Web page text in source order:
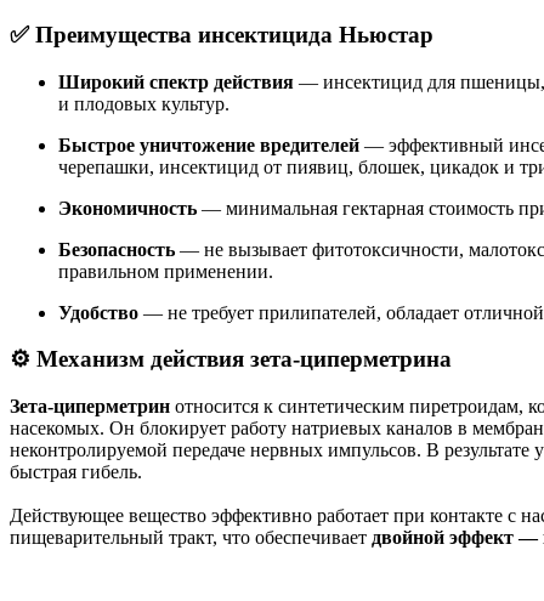
✅ Преимущества инсектицида Ньюстар
Широкий спектр действия — инсектицид для
и плодовых культур.
Быстрое уничтожение вредителей — эффективный
черепашки, инсектицид от пиявиц, блошек, цикадок и
Экономичность — минимальная гектарная стоимость
Безопасность — не вызывает фитотоксичности,
правильном применении.
Удобство — не требует прилипателей, обладает
⚙ Механизм действия зета-циперметрина
Зета-циперметрин относится к синтетическим пиретроидам,
насекомых. Он блокирует работу натриевых каналов в
неконтролируемой передаче нервных импульсов. В результате
быстрая гибель.
Действующее вещество эффективно работает при контакте с
пищеварительный тракт, что обеспечивает двойной эффект